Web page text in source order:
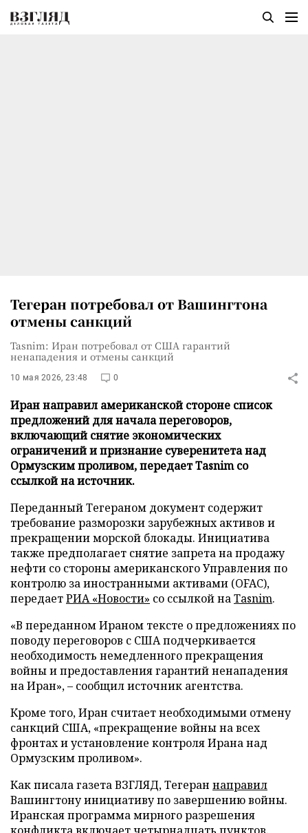
Тегеран потребовал от Вашингтона
отмены санкций
Tasnim: Иран потребовал от США гарантий
ненападения и отмены санкций
10 мая 2026, 23:48 0
Иран направил американской стороне список
предложений для начала переговоров,
включающий снятие экономических
ограничений и признание суверенитета над
Ормузским проливом, передает Tasnim со
ссылкой на источник.
Переданный Тегераном документ содержит
требование разморозки зарубежных активов и
прекращении морской блокады. Инициатива
также предполагает снятие запрета на продажу
нефти со стороны американского Управления по
контролю за иностранными активами (OFAC),
передаетРИА «Новости» со ссылкой наTasnim.
«В переданном Ираном тексте о предложениях по
поводу переговоров с США подчеркивается
необходимость немедленного прекращения
войны и предоставления гарантий ненападения
на Иран», – сообщил источник агентства.
Кроме того, Иран считает необходимыми отмену
санкций США, «прекращение войны на всех
фронтах и установление контроля Ирана над
Ормузским проливом».
Как писала газета ВЗГЛЯД, Тегеран направил
Вашингтону инициативу по завершению войны.
Иранская программа мирного разрешения